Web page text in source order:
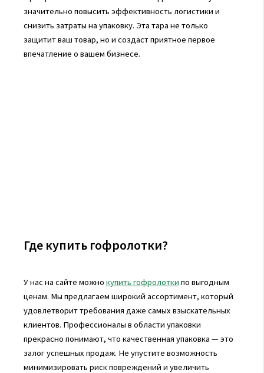
значительно повысить эффективность логистики и
снизить затраты на упаковку. Эта тара не только
защитит ваш товар, но и создаст приятное первое
впечатление о вашем бизнесе.
Где купить гофролотки?
У нас на сайте можно купить гофролотки по выгодным
ценам. Мы предлагаем широкий ассортимент, который
удовлетворит требования даже самых взыскательных
клиентов. Профессионалы в области упаковки
прекрасно понимают, что качественная упаковка — это
залог успешных продаж. Не упустите возможность
минимизировать риск повреждений и увеличить